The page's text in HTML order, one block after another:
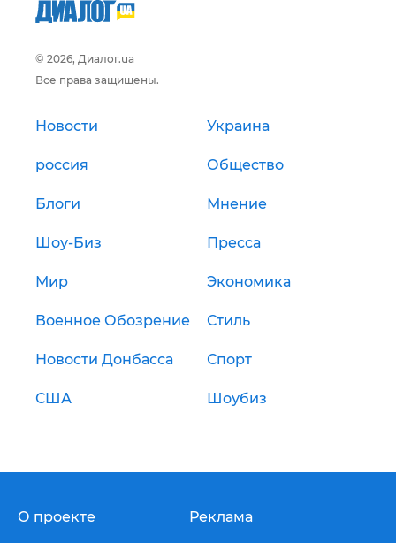
© 2026, Диалог.ua
Все права защищены.
Новости Украина
россия Общество
Блоги Мнение
Шоу-Биз Пресса
Мир Экономика
Военное Обозрение Стиль
Новости Донбасса Спорт
США Шоубиз
О проекте Реклама